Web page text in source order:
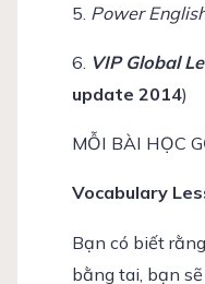
5. Power
6. VIP Global
update 2014)
MỖI BÀI HỌC
Vocabulary
Bạn có biết
bằng tai, bạn